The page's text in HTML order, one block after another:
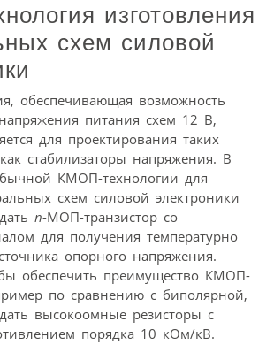
изготовления
схем силовой
обеспечивающая возможность
питания схем 12 В,
для проектирования таких
стабилизаторы напряжения. В
КМОП-технологии для
схем силовой электроники
n-МОП-транзистор со
для получения температурно
опорного напряжения.
обеспечить преимущество КМОП-
по сравнению с биполярной,
высокоомные резисторы с
порядка 10 кОм/кВ.